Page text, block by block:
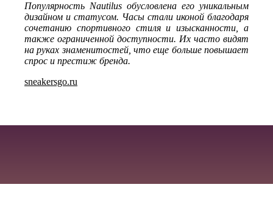
Популярность Nautilus обусловлена его уникальным
дизайном и статусом. Часы стали иконой благодаря
сочетанию спортивного стиля и изысканности, а
также ограниченной доступности. Их часто видят
на руках знаменитостей, что еще больше повышает
спрос и престиж бренда.
sneakersgo.ru